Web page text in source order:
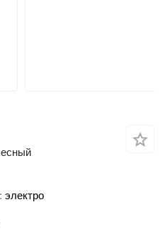
электро